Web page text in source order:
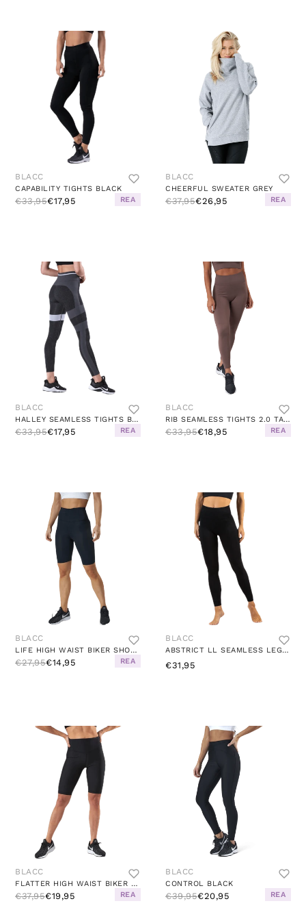
BLACC
CAPABILITY TIGHTS BLACK
€33,95€17,95 REA
BLACC
CHEERFUL SWEATER GREY
€37,95€26,95 REA
BLACC
HALLEY SEAMLESS TIGHTS BLACK
€33,95€17,95 REA
BLACC
RIB SEAMLESS TIGHTS 2.0 TAUPE
€33,95€18,95 REA
BLACC
LIFE HIGH WAIST BIKER SHORTS BLACK
€27,95€14,95 REA
BLACC
ABSTRICT LL SEAMLESS LEGGING BLACK
€31,95
BLACC
FLATTER HIGH WAIST BIKER SHORTS BLACK
€37,95€19,95 REA
BLACC
CONTROL BLACK
€39,95€20,95 REA